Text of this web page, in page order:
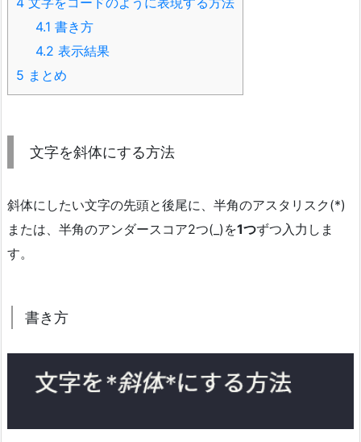
4.1 書き方
4.2 表示結果
5 まとめ
文字を斜体にする方法
斜体にしたい文字の先頭と後尾に、半角のアスタリスク(*)
または、半角のアンダースコア2つ(_)を1つずつ入力しま
す。
書き方